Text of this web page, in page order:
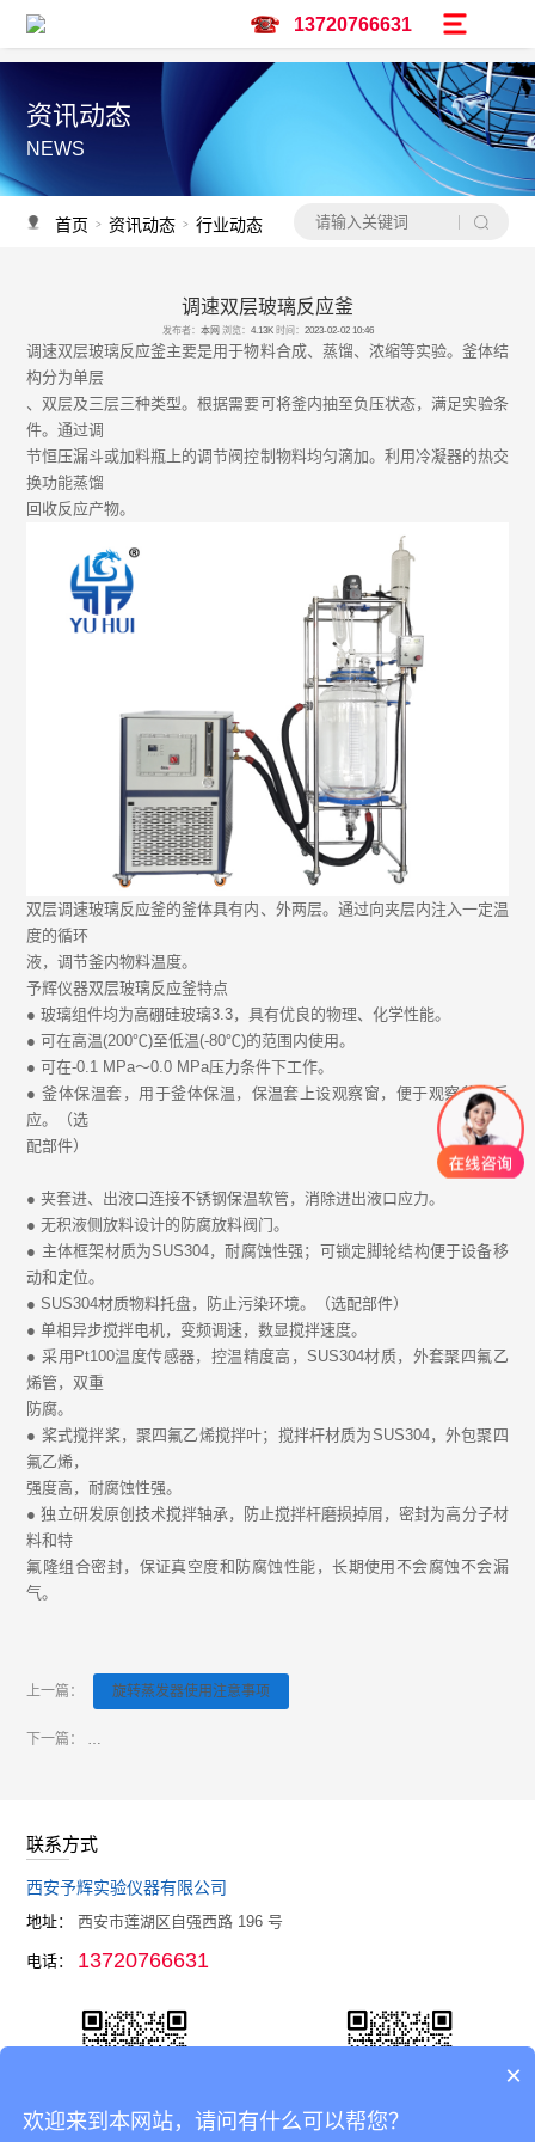
13720766631
资讯动态
NEWS
首页 > 资讯动态 > 行业动态
予辉实验仪器亮相广州保利世贸博览馆-CPHI & PMEC China主题巡展华
调速双层玻璃反应釜
低温冷却液循环泵怎么选？
水热合成釜过程中会不会沸腾？
水热合成釜是做什么用的？
反应釜生产设备厂家-予辉仪器
玻璃反应釜厂家
调速双层玻璃反应釜
发布者： 本网 浏览： 4.13K 时间： 2023-02-02 10:46
调速双层玻璃反应釜主要是用于物料合成、蒸馏、浓缩等实验。釜体结
构分为单层
、双层及三层三种类型。根据需要可将釜内抽至负压状态，满足实验条
件。通过调
节恒压漏斗或加料瓶上的调节阀控制物料均匀滴加。利用冷凝器的热交
换功能蒸馏
回收反应产物。
双层调速玻璃反应釜的釜体具有内、外两层。通过向夹层内注入一定温
度的循环
液，调节釜内物料温度。
予辉仪器双层玻璃反应釜特点
● 玻璃组件均为高硼硅玻璃3.3，具有优良的物理、化学性能。
● 可在高温(200℃)至低温(-80℃)的范围内使用。
● 可在-0.1 MPa～0.0 MPa压力条件下工作。
● 釜体保温套，用于釜体保温，保温套上设观察窗，便于观察釜内反
应。（选
配部件）
● 夹套进、出液口连接不锈钢保温软管，消除进出液口应力。
● 无积液侧放料设计的防腐放料阀门。
● 主体框架材质为SUS304，耐腐蚀性强；可锁定脚轮结构便于设备移
动和定位。
● SUS304材质物料托盘，防止污染环境。（选配部件）
● 单相异步搅拌电机，变频调速，数显搅拌速度。
● 采用Pt100温度传感器，控温精度高，SUS304材质，外套聚四氟乙
烯管，双重
防腐。
● 桨式搅拌桨，聚四氟乙烯搅拌叶；搅拌杆材质为SUS304，外包聚四
氟乙烯，
强度高，耐腐蚀性强。
● 独立研发原创技术搅拌轴承，防止搅拌杆磨损掉屑，密封为高分子材
料和特
氟隆组合密封，保证真空度和防腐蚀性能，长期使用不会腐蚀不会漏
气。
上一篇： 旋转蒸发器使用注意事项
下一篇：
联系方式
西安予辉实验仪器有限公司
地址： 西安市莲湖区自强西路 196 号
电话： 13720766631
×
欢迎来到本网站，请问有什么可以帮您？